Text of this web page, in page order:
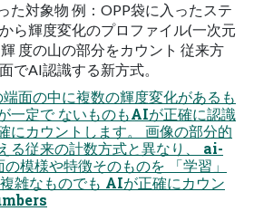
た対象物 例：OPP袋に入ったステ
ら輝度変化のプロファイル(一次元
度の山の部分をカウント 従来方
でAI認識する新方式。
面の中に複数の輝度変化があるも
一定で ないものもAIが正確に認識
にカウントします。 画像の部分的
る従来の計数方式と異なり、 ai-
模様や特徴そのものを 「学習」
雑なものでも AIが正確にカウン